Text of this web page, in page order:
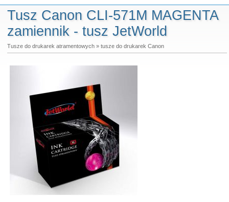
Tusz Canon CLI-571M MAGENTA
zamiennik - tusz JetWorld
Tusze do drukarek atramentowych» tusze do drukarek Canon